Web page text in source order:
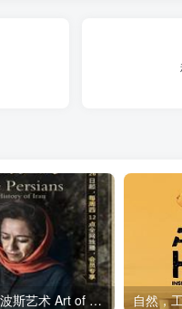
艺术纪录片《波斯艺术 Art of Persia》下载